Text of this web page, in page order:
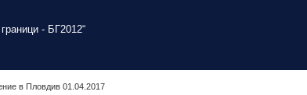
- БГ2012“
в Пловдив 01.04.2017